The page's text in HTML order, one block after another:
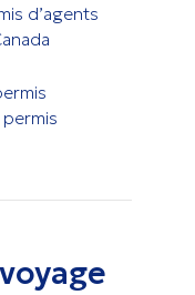
d’agents